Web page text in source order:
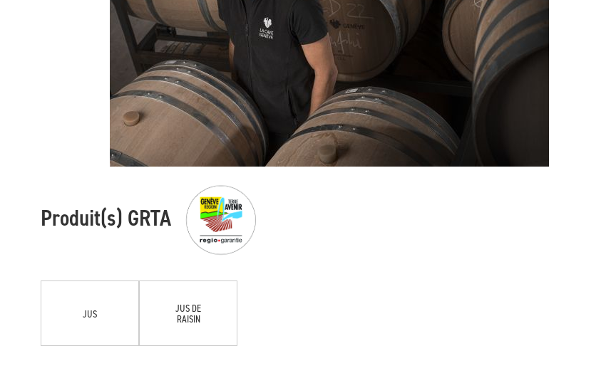
Produit(s) GRTA
JUS
JUS DE
RAISIN